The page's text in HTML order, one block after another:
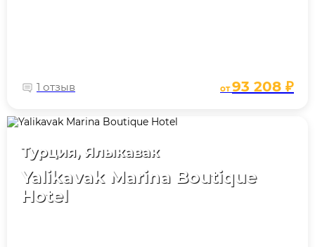
1 отзыв от93 208 ₽
Турция, Ялыкавак
Yalikavak Marina Boutique
Hotel